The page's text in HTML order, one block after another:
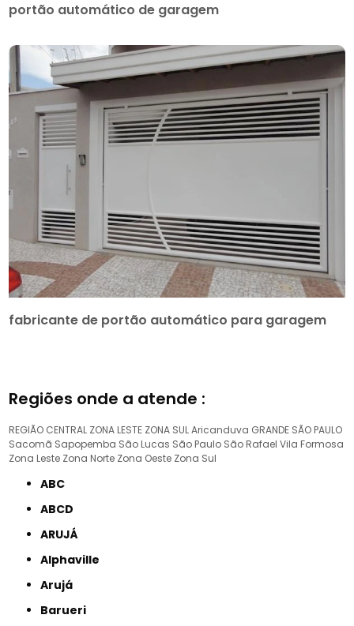
portão automático de garagem
fabricante de portão automático para garagem
Regiões onde a atende :
REGIÃO CENTRAL ZONA LESTE ZONA SULAricanduva GRANDE SÃO PAULO
Sacomã Sapopemba São Lucas São Paulo São Rafael Vila Formosa
Zona Leste Zona Norte Zona Oeste Zona Sul
ABC
ABCD
ARUJÁ
Alphaville
Arujá
Barueri